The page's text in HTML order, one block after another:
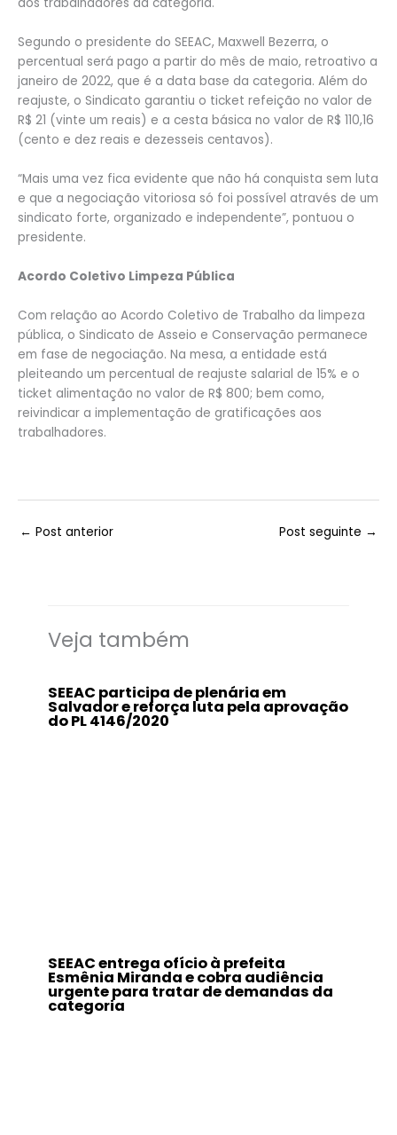
Segundo o presidente do SEEAC, Maxwell Bezerra, o
percentual será pago a partir do mês de maio, retroativo a
janeiro de 2022, que é a data base da categoria. Além do
reajuste, o Sindicato garantiu o ticket refeição no valor de
R$ 21 (vinte um reais) e a cesta básica no valor de R$ 110,16
(cento e dez reais e dezesseis centavos).
“Mais uma vez fica evidente que não há conquista sem luta
e que a negociação vitoriosa só foi possível através de um
sindicato forte, organizado e independente”, pontuou o
presidente.
Acordo Coletivo Limpeza Pública
Com relação ao Acordo Coletivo de Trabalho da limpeza
pública, o Sindicato de Asseio e Conservação permanece
em fase de negociação. Na mesa, a entidade está
pleiteando um percentual de reajuste salarial de 15% e o
ticket alimentação no valor de R$ 800; bem como,
reivindicar a implementação de gratificações aos
trabalhadores.
← Post anterior Post seguinte →
Veja também
SEEAC participa de plenária em
Salvador e reforça luta pela aprovação
do PL 4146/2020
SEEAC entrega ofício à prefeita
Esmênia Miranda e cobra audiência
urgente para tratar de demandas da
categoria